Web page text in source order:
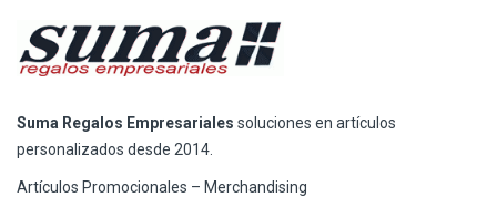
Suma Regalos Empresariales soluciones en artículos
personalizados desde 2014.
Artículos Promocionales – Merchandising